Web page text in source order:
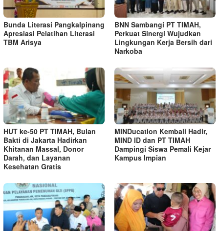
Bunda Literasi Pangkalpinang
Apresiasi Pelatihan Literasi
TBM Arisya
BNN Sambangi PT TIMAH,
Perkuat Sinergi Wujudkan
Lingkungan Kerja Bersih dari
Narkoba
HUT ke-50 PT TIMAH, Bulan
Bakti di Jakarta Hadirkan
Khitanan Massal, Donor
Darah, dan Layanan
Kesehatan Gratis
MINDucation Kembali Hadir,
MIND ID dan PT TIMAH
Dampingi Siswa Pemali Kejar
Kampus Impian